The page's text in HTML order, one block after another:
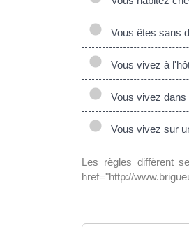
Vous êtes sans
Vous vivez à
Vous vivez
Vous vivez sur
Les règles diffèrent
href="http://